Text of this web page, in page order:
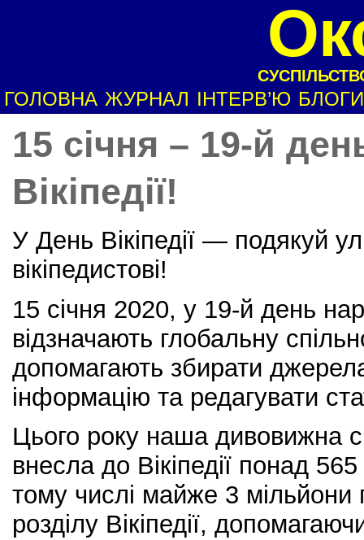
ГОЛОВНА ЖУРНАЛ ІНТЕРВ’Ю БЛОГИ
15 січня – 19-й
Вікіпедії!
У День Вікіпедії — подякуй
вікіпедистові!
15 січня 2020, у 19-й день
відзначають глобальну
допомагають збирати
інформацію та редагувати
Цього року наша дивовижна
внесла до Вікіпедії понад
тому числі майже 3 мільйони
розділу Вікіпедії,